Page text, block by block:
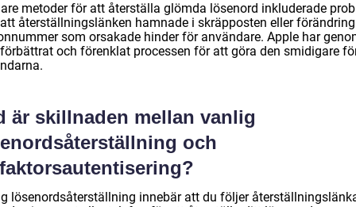
metoder för att återställa glömda lösenord inkluderade
återställningslänken hamnade i skräpposten eller
som orsakade hinder för användare. Apple har
och förenklat processen för att göra den smidigare
är skillnaden mellan vanlig
och
lösenordsåterställning innebär att du följer